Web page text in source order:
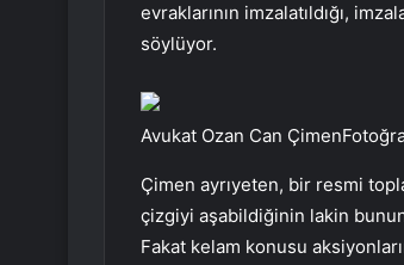
evraklarının imzalatıldığı,
söylüyor.
Avukat Ozan Can
Çimen ayrıyeten, bir resmi
çizgiyi aşabildiğinin lakin
Fakat kelam konusu